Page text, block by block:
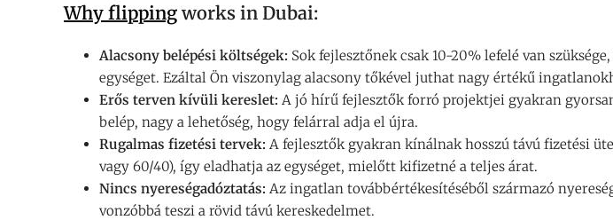
Why flipping works in Dubai:
Alacsony belépési költségek: Sok fejlesztőnek csak 10-20% lefelé van
egységet. Ezáltal Ön viszonylag alacsony tőkével juthat nagy értékű
Erős terven kívüli kereslet: A jó hírű fejlesztők forró projektjei gyakran
belép, nagy a lehetőség, hogy felárral adja el újra.
Rugalmas fizetési tervek: A fejlesztők gyakran kínálnak hosszú távú fizetési
vagy 60/40), így eladhatja az egységet, mielőtt kifizetné a teljes árat.
Nincs nyereségadóztatás: Az ingatlan továbbértékesítéséből származó
vonzóbbá teszi a rövid távú kereskedelmet.